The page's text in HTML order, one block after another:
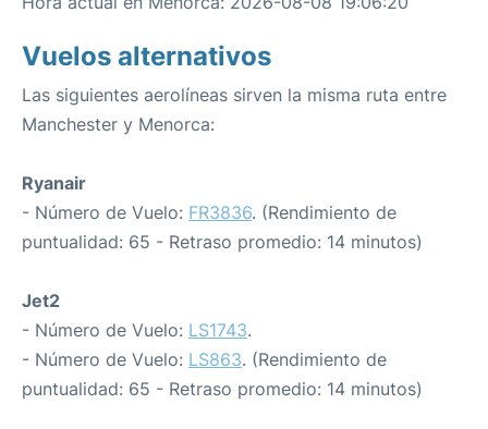
Vuelos alternativos
Las siguientes aerolíneas sirven la misma ruta entre
Manchester y Menorca:
Ryanair
- Número de Vuelo: FR3836. (Rendimiento de
puntualidad: 65 - Retraso promedio: 14 minutos)
Jet2
- Número de Vuelo: LS1743.
- Número de Vuelo: LS863. (Rendimiento de
puntualidad: 65 - Retraso promedio: 14 minutos)